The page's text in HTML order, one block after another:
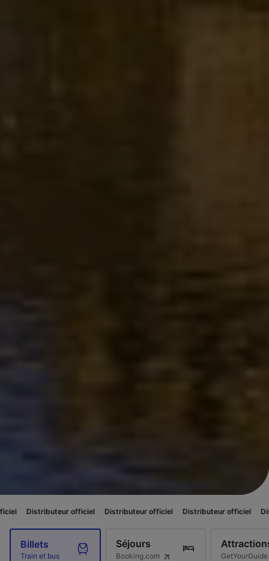
officiel Distributeur officiel Distributeur officiel Distributeur
Billets
Train et bus
Séjours
Booking.com GetYourGuide